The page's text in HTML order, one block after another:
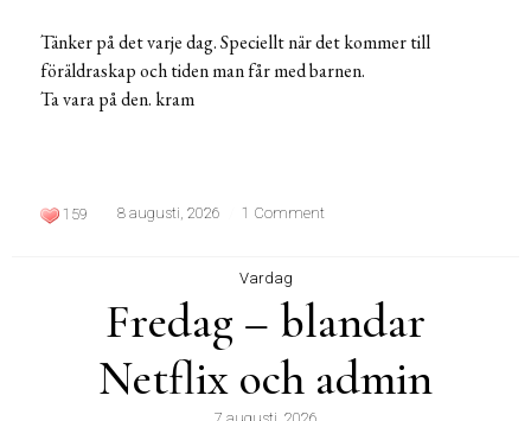
Tänker på det varje dag. Speciellt när det kommer till
föräldraskap och tiden man får med barnen.
Ta vara på den. kram
159 8 augusti, 2026 1 Comment
Vardag
Fredag – blandar
Netflix och admin